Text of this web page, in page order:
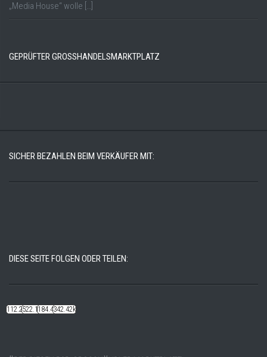
„Media House“ wolle […]
GEPRÜFTER GROSSHANDELSMARKTPLATZ
SICHER BEZAHLEN BEIM VERKÄUFER MIT:
DIESE SEITE FOLGEN ODER TEILEN:
112.22k522.14k184.48k342.42k